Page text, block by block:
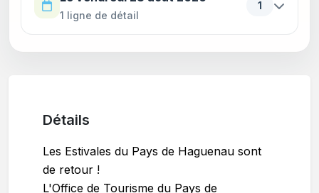
1 ligne de détail
1
Détails
Les Estivales du Pays de Haguenau sont
de retour !
L'Office de Tourisme du Pays de